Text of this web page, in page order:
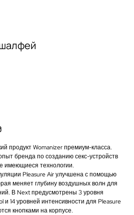
продукт Womanizer премиум-класса.
бренда по созданию секс-устройств
имеющиеся технологии.
Pleasure Air улучшена с помощью
меняет глубину воздушных волн для
В Next предусмотрены 3 уровня
и 14 уровней интенсивности для Pleasure
кнопками на корпусе.
ЗАКАЗ